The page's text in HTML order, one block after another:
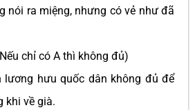
nói ra miệng, nhưng có vẻ như đã
chỉ có A thì không đủ)
lương hưu quốc dân không đủ để
khi về già.